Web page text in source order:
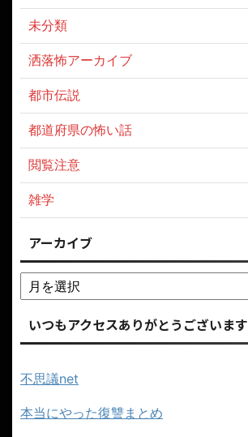
未分類
洒落怖アーカイブ
都市伝説
都道府県の怖い話
閲覧注意
雑学
アーカイブ
いつもアクセスありがとうございます
不思議net
本当にやった復讐まとめ